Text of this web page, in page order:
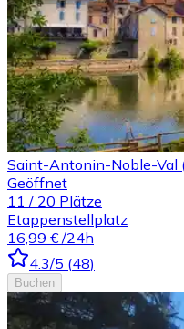
Saint-Antonin-Noble-Val
Geöffnet
11 / 20 Plätze
Etappenstellplatz
16,99 € /24h
4.3/5 (48)
Buchen